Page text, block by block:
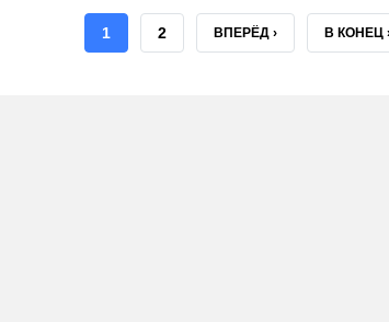
ТЕКУЩАЯ
1 СТРАНИЦА
2 СЛЕДУЮЩАЯ
ВПЕРЁД › В КОНЕЦ